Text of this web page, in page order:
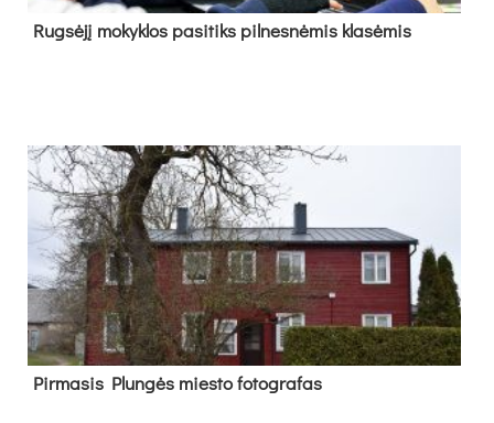
Rug­sė­jį mo­kyk­los pa­si­tiks pil­nes­nė­mis kla­sė­mis
Pir­ma­sis Plun­gės mies­to fo­tog­ra­fas